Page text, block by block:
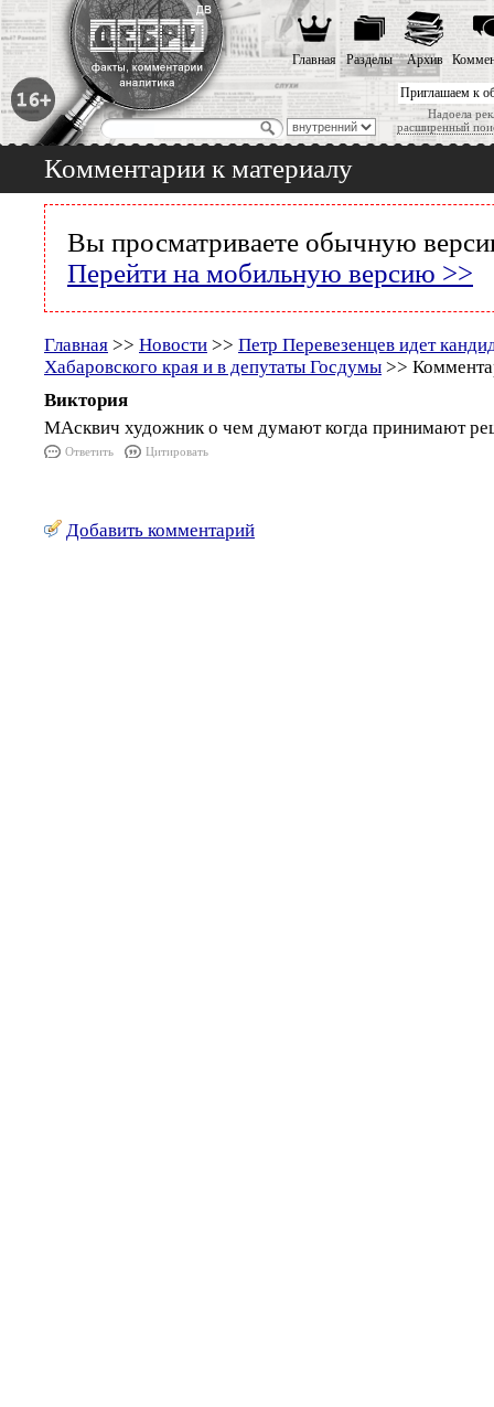
Приглашаем к
Надоела
расширенный
Главная Разделы Архив
Комментарии к материалу
Вы просматриваете обычную
Перейти на мобильную версию >>
Главная >> Новости >> Петр Перевезенцев идет
Хабаровского края и в депутаты Госдумы >>
Виктория
МАсквич художник о чем думают когда принимают
Ответить Цитировать
Добавить комментарий